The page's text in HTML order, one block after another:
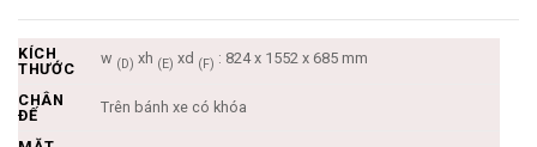
KÍCH
THƯỚC
w (D) xh (E) xd (F) : 824 x 1552 x 685 mm
CHÂN
ĐẾ
Trên bánh xe có khóa